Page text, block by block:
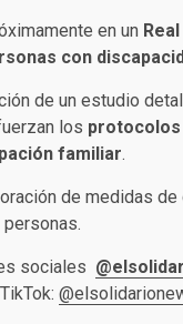
en un
con
de un estudio
los
familiar.
de medidas
sociales
TikTok: